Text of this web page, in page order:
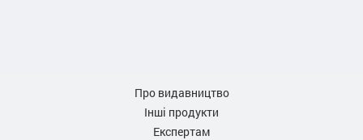
Про видавництво
Інші продукти
Експертам